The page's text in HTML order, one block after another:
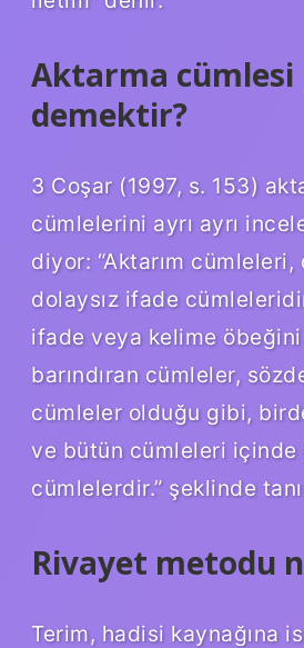
Aktarma cümlesi
demektir?
3 Coşar (1997, s. 153)
cümlelerini ayrı ayrı
diyor: “Aktarım cümleleri,
dolaysız ifade
ifade veya kelime
barındıran cümleler,
cümleler olduğu gibi,
ve bütün cümleleri içinde
cümlelerdir.” şeklinde
Rivayet metodu
Terim, hadisi kaynağına